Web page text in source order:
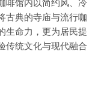
啡馆内以简约风、冷
古典的寺庙与流行咖
生命力，更为居民提
传统文化与现代融合